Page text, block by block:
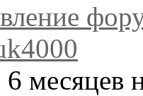
6 месяцев